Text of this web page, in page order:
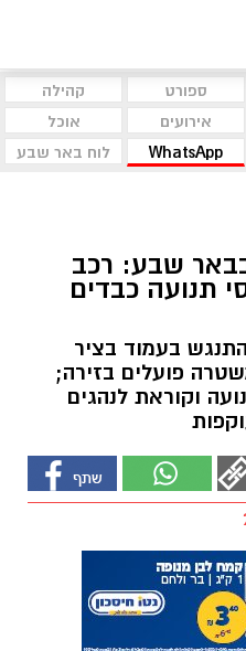
ספורט
קהילה
אירועים
אוכל
WhatsApp לוח באר שבע
שבע: רכב
תנועה כבדים
בעמוד בציר
פועלים בזירה;
וקוראת לנהגים